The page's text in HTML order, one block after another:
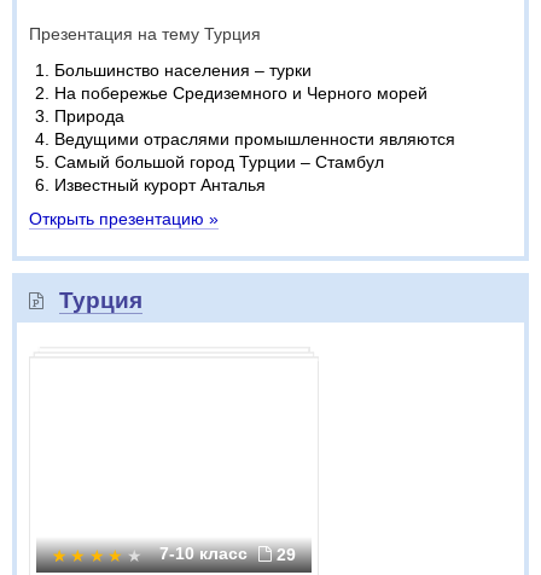
Презентация на тему Турция
Большинство населения – турки
На побережье Средиземного и Черного морей
Природа
Ведущими отраслями промышленности являются
Самый большой город Турции – Стамбул
Известный курорт Анталья
Открыть презентацию »
Турция
7-10 класс 29